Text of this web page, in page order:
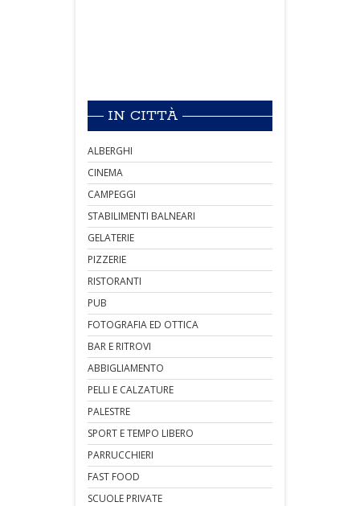
IN CITTÀ
ALBERGHI
CINEMA
CAMPEGGI
STABILIMENTI BALNEARI
GELATERIE
PIZZERIE
RISTORANTI
PUB
FOTOGRAFIA ED OTTICA
BAR E RITROVI
ABBIGLIAMENTO
PELLI E CALZATURE
PALESTRE
SPORT E TEMPO LIBERO
PARRUCCHIERI
FAST FOOD
SCUOLE PRIVATE